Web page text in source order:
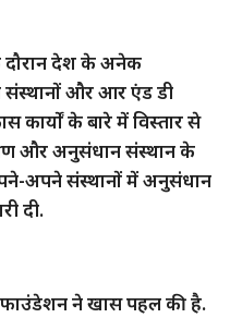
के दौरान देश के अनेक
संस्थानों और आर एंड डी
कार्यों के बारे में विस्तार से
और अनुसंधान संस्थान के
अपने संस्थानों में अनुसंधान
दी.
फाउंडेशन ने खास पहल की है.